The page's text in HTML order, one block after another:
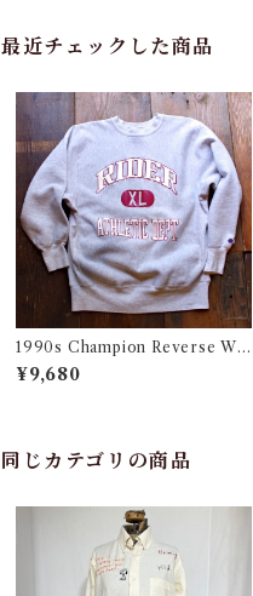
最近チェックした商品
1990s Champion Reverse We
ave / Made in USA !! / チャンピ
オン 刺繍タグ リバース ウィーブ
¥9,680
同じカテゴリの商品